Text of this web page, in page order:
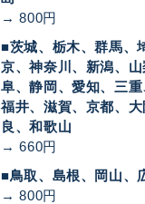
→ 800円
■茨城、栃木、群馬、
京、神奈川、新潟、
阜、静岡、愛知、三重
福井、滋賀、京都、
良、和歌山
→ 660円
■鳥取、島根、岡山、
→ 800円